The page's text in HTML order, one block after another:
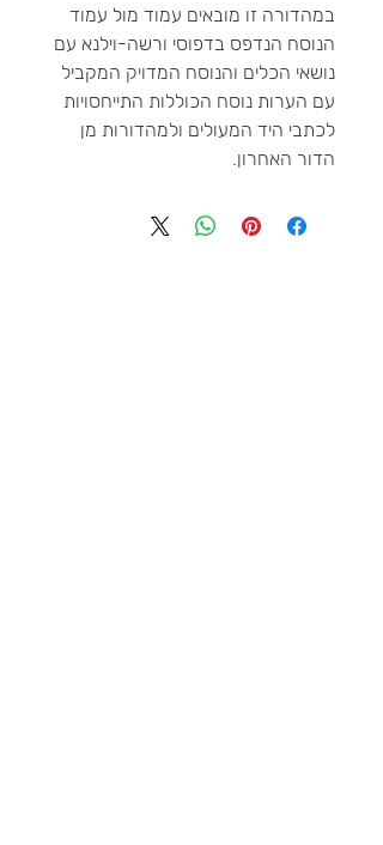
במהדורה זו מובאים עמוד מול עמוד
הנוסח הנדפס בדפוסי ורשה-וילנא עם
נושאי הכלים והנוסח המדויק המקביל
עם הערות נוסח הכוללות התייחסויות
לכתבי היד המעולים ולמהדורות מן
הדור האחרון.